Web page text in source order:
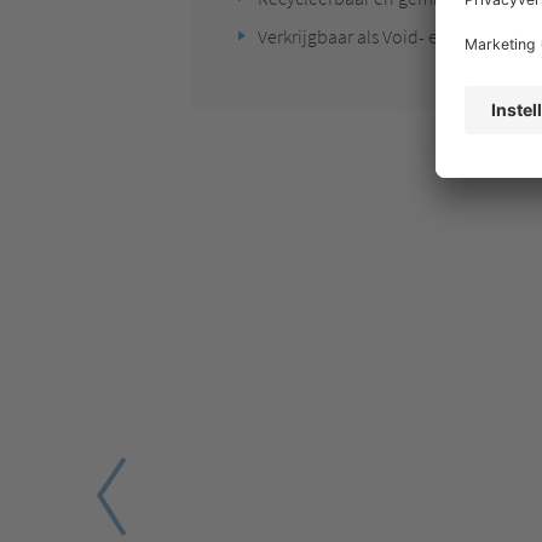
Verkrijgbaar als Void- en Cushion-